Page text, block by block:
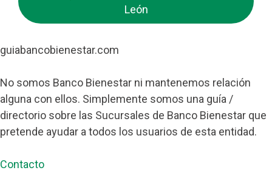
León
guiabancobienestar.com
No somos Banco Bienestar ni mantenemos relación
alguna con ellos. Simplemente somos una guía /
directorio sobre las Sucursales de Banco Bienestar que
pretende ayudar a todos los usuarios de esta entidad.
Contacto